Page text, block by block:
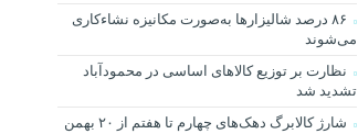
۸۶ درصد شالیزارها به‌صورت مکانیزه نشاءکاری
می‌شوند
نظارت بر توزیع کالا‌های اساسی در محمودآباد
تشدید شد
شارژ کالابرگ دهک‌های چهارم تا هفتم از ۲۰ بهمن